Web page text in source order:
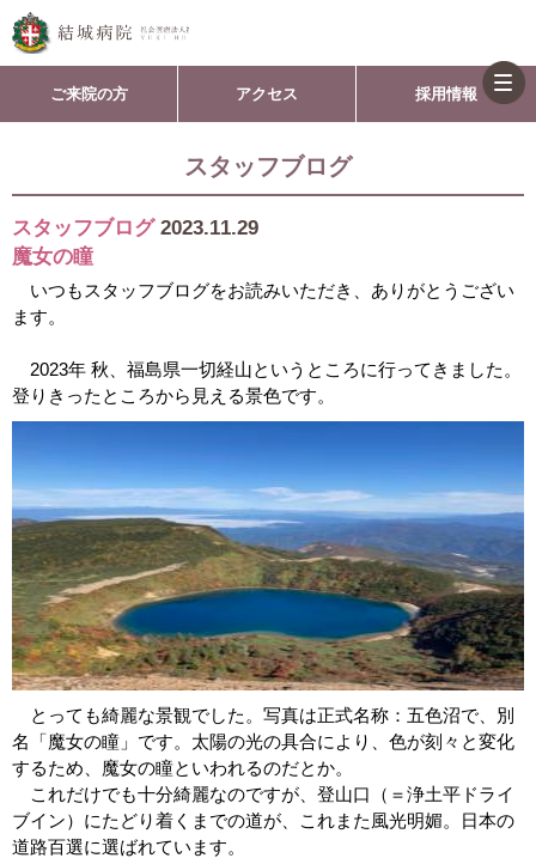
ご来院の方 アクセス 採用情報
スタッフブログ
スタッフブログ 2023.11.29
魔女の瞳
いつもスタッフブログをお読みいただき、ありがとうござい
ます。
2023年 秋、福島県一切経山というところに行ってきました。
登りきったところから見える景色です。
とっても綺麗な景観でした。写真は正式名称：五色沼で、別
名「魔女の瞳」です。太陽の光の具合により、色が刻々と変化
するため、魔女の瞳といわれるのだとか。
これだけでも十分綺麗なのですが、登山口（＝浄土平ドライ
ブイン）にたどり着くまでの道が、これまた風光明媚。日本の
道路百選に選ばれています。